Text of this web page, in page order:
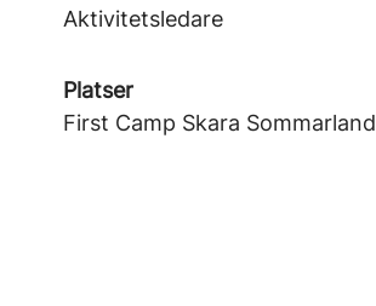
Aktivitetsledare
Platser
First Camp Skara Sommarland